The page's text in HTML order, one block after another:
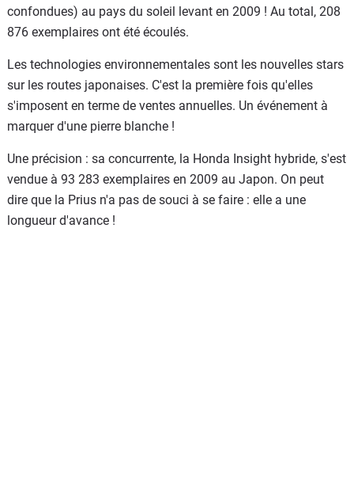
confondues) au pays du soleil levant en 2009 ! Au total, 208
876 exemplaires ont été écoulés.
Les technologies environnementales sont les nouvelles stars
sur les routes japonaises. C'est la première fois qu'elles
s'imposent en terme de ventes annuelles. Un événement à
marquer d'une pierre blanche !
Une précision : sa concurrente, la Honda Insight hybride, s'est
vendue à 93 283 exemplaires en 2009 au Japon. On peut
dire que la Prius n'a pas de souci à se faire : elle a une
longueur d'avance !